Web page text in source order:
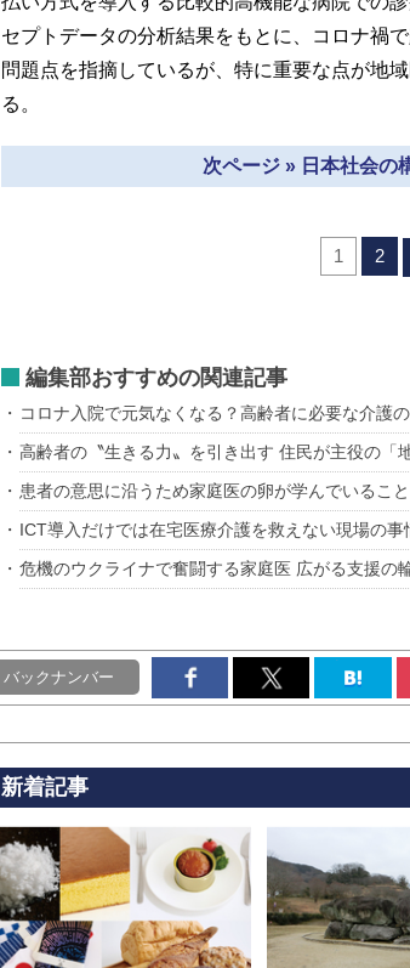
セプトデータの分析結果をもとに、コロナ禍
問題点を指摘しているが、特に重要な点が地
る。
次ページ » 日本社会の
1 2
編集部おすすめの関連記事
コロナ入院で元気なくなる？高齢者に必要な介護
高齢者の〝生きる力〟を引き出す 住民が主役の「
患者の意思に沿うため家庭医の卵が学んでいること
ICT導入だけでは在宅医療介護を救えない現場の事
危機のウクライナで奮闘する家庭医 広がる支援の
バックナンバー
新着記事